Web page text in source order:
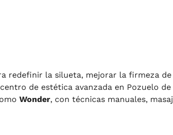
redefinir la silueta, mejorar la firmeza
de estética avanzada en Pozuelo
Wonder, con técnicas manuales,